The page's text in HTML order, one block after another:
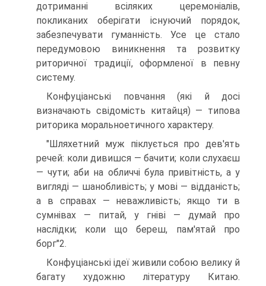
дотриманні всіляких церемоніалів,
покликаних оберігати існуючий порядок,
забезпечувати гуманність. Усе це стало
передумовою виникнення та розвитку
риторичної традиції, оформленої в певну
систему.
Конфуціанські повчання (які й досі
визначають свідомість китайця) — типова
риторика моральноетичного характеру.
"Шляхетний муж піклується про дев'ять
речей: коли дивишся — бачити; коли слухаєш
— чути; аби на обличчі була привітність, а у
вигляді — шанобливість; у мові — відданість;
а в справах — неважливість; якщо ти в
сумнівах — питай, у гніві — думай про
наслідки; коли що береш, пам'ятай про
борг"2.
Конфуціанські ідеї живили собою велику й
багату художню літературу Китаю.